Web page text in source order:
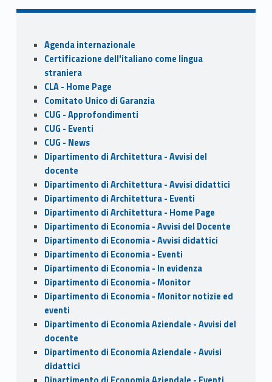
k
Sidebar
Agenda internazionale
Certificazione dell'italiano come lingua
straniera
CLA - Home Page
Comitato Unico di Garanzia
CUG - Approfondimenti
CUG - Eventi
CUG - News
Dipartimento di Architettura - Avvisi del
docente
Dipartimento di Architettura - Avvisi didattici
Dipartimento di Architettura - Eventi
Dipartimento di Architettura - Home Page
Dipartimento di Economia - Avvisi del Docente
Dipartimento di Economia - Avvisi didattici
Dipartimento di Economia - Eventi
Dipartimento di Economia - In evidenza
Dipartimento di Economia - Monitor
Dipartimento di Economia - Monitor notizie ed
eventi
Dipartimento di Economia Aziendale - Avvisi del
docente
Dipartimento di Economia Aziendale - Avvisi
didattici